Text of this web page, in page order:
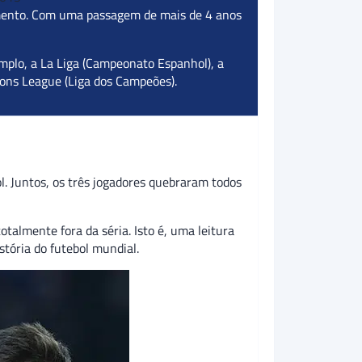
Com uma passagem de mais de 4 anos
a La Liga (Campeonato Espanhol), a
League (Liga dos Campeões).
Juntos, os três jogadores quebraram todos
fora da séria. Isto é, uma leitura
do futebol mundial.